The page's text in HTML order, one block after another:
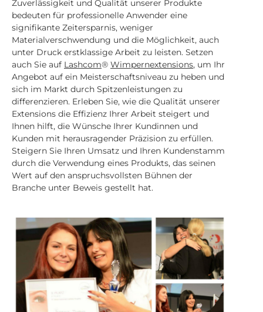
Zuverlässigkeit und Qualität unserer Produkte
bedeuten für professionelle Anwender eine
signifikante Zeitersparnis, weniger
Materialverschwendung und die Möglichkeit, auch
unter Druck erstklassige Arbeit zu leisten. Setzen
auch Sie auf Lashcom® Wimpernextensions, um Ihr
Angebot auf ein Meisterschaftsniveau zu heben und
sich im Markt durch Spitzenleistungen zu
differenzieren. Erleben Sie, wie die Qualität unserer
Extensions die Effizienz Ihrer Arbeit steigert und
Ihnen hilft, die Wünsche Ihrer Kundinnen und
Kunden mit herausragender Präzision zu erfüllen.
Steigern Sie Ihren Umsatz und Ihren Kundenstamm
durch die Verwendung eines Produkts, das seinen
Wert auf den anspruchsvollsten Bühnen der
Branche unter Beweis gestellt hat.